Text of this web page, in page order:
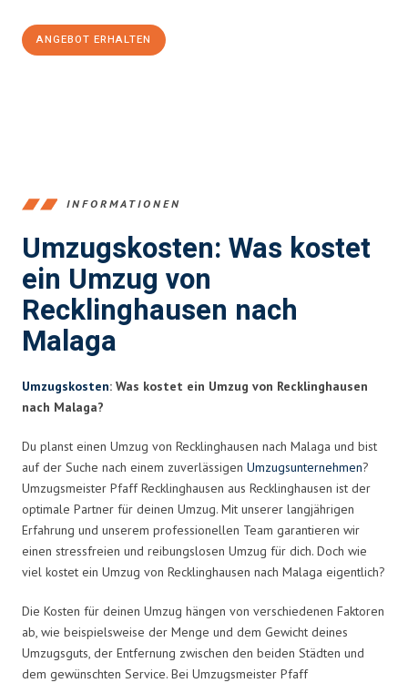
ANGEBOT ERHALTEN
INFORMATIONEN
Umzugskosten: Was kostet
ein Umzug von
Recklinghausen nach
Malaga
Umzugskosten: Was kostet ein Umzug von Recklinghausen
nach Malaga?
Du planst einen Umzug von Recklinghausen nach Malaga und bist
auf der Suche nach einem zuverlässigen Umzugsunternehmen?
Umzugsmeister Pfaff Recklinghausen aus Recklinghausen ist der
optimale Partner für deinen Umzug. Mit unserer langjährigen
Erfahrung und unserem professionellen Team garantieren wir
einen stressfreien und reibungslosen Umzug für dich. Doch wie
viel kostet ein Umzug von Recklinghausen nach Malaga eigentlich?
Die Kosten für deinen Umzug hängen von verschiedenen Faktoren
ab, wie beispielsweise der Menge und dem Gewicht deines
Umzugsguts, der Entfernung zwischen den beiden Städten und
dem gewünschten Service. Bei Umzugsmeister Pfaff